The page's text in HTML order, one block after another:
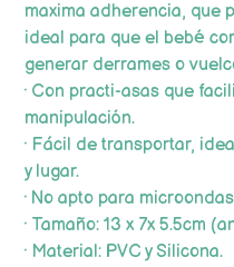
maxima adherencia, que
ideal para que el bebé
generar derrames o
· Con practi-asas que
manipulación.
· Fácil de transportar,
y lugar.
· No apto para
· Tamaño: 13 x 7x 5.5cm
· Material: PVC y Silicona.